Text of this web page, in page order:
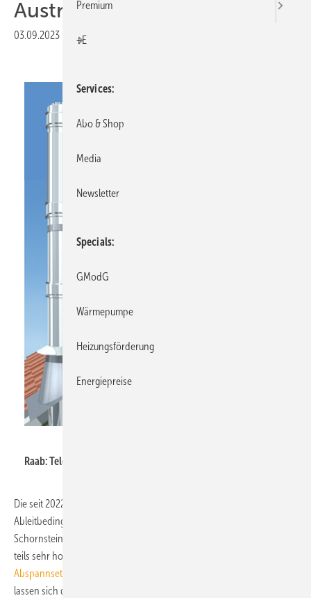
Austrittsöffnung
03.09.2023 Veröffentlicht in
Raab: Teleskop-Abspannset.
Die seit 2022 über § 19 in der 1. BImSchV festgelegen
Ableitbedingungen erfordern mit steigendem Abstand des
Schornsteins vom First bei Feuerungsanlagen für feste Brennstoffe
teils sehr hohe Schornsteinkonstruktionen. Mit dem
Abspannset
lassen sich diese Anforderungen erfüllen: Bis zu 5,5 m oberhalb der
Premium
+E
Services
Abo & Shop
Media
Newsletter
Specials
GModG
Wärmepumpe
Heizungsförderung
Energiepreise